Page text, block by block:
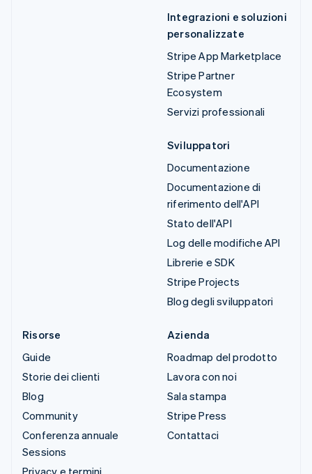
Integrazioni e soluzioni
personalizzate
Stripe App Marketplace
Stripe Partner
Ecosystem
Servizi professionali
Sviluppatori
Documentazione
Documentazione di
riferimento dell'API
Stato dell'API
Log delle modifiche API
Librerie e SDK
Stripe Projects
Blog degli sviluppatori
Risorse
Guide
Storie dei clienti
Blog
Community
Conferenza annuale
Sessions
Azienda
Roadmap del prodotto
Lavora con noi
Sala stampa
Stripe Press
Contattaci